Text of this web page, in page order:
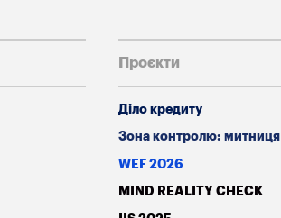
Проєкти
Діло кредиту
Зона контролю: митниця
WEF 2026
MIND REALITY CHECK